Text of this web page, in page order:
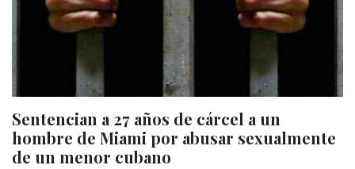
Sentencian a 27 años de cárcel a un
hombre de Miami por abusar sexualmente
de un menor cubano